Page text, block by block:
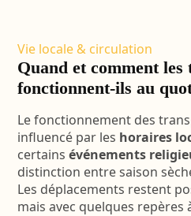
Vie locale & circulation
Quand et comment les
fonctionnent-ils au
Le fonctionnement des
influencé par les horaires
certains événements
distinction entre saison
Les déplacements restent
mais avec quelques repères